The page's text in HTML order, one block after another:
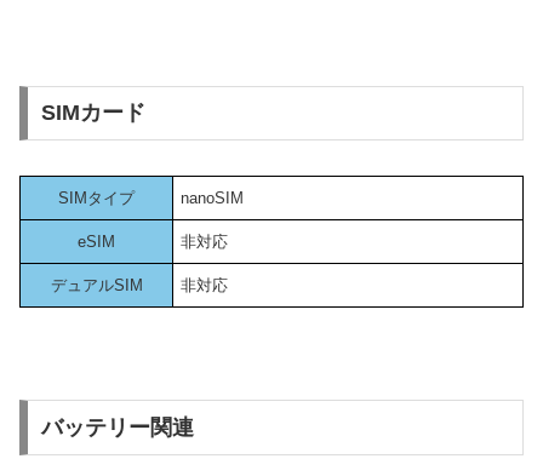
SIMカード
SIMタイプ nanoSIM
eSIM 非対応
デュアルSIM 非対応
バッテリー関連